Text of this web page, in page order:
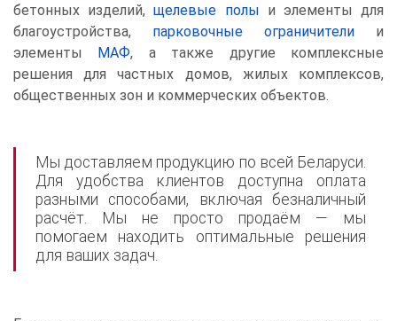
бетонных изделий,щелевые полы и элементы для
благоустройства, парковочные ограничители и
элементы МАФ, а также другие комплексные
решения для частных домов, жилых комплексов,
общественных зон и коммерческих объектов.
Мы доставляем продукцию по всей Беларуси.
Для удобства клиентов доступна оплата
разными способами, включая безналичный
расчёт. Мы не просто продаём — мы
помогаем находить оптимальные решения
для ваших задач.